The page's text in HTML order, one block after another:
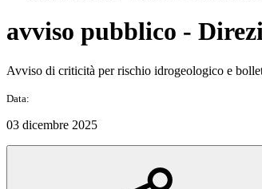
avviso pubblico -
Avviso di criticità per rischio idrogeologico e
Data:
03 dicembre 2025